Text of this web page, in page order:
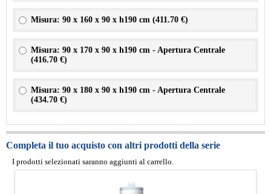
Misura: 90 x 160 x 90 x h190 cm (411.70 €)
Misura: 90 x 170 x 90 x h190 cm - Apertura Centrale
(416.70 €)
Misura: 90 x 180 x 90 x h190 cm - Apertura Centrale
(434.70 €)
Completa il tuo acquisto con altri prodotti della serie
I prodotti selezionati saranno aggiunti al carrello.